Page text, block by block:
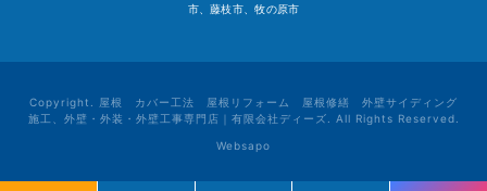
市、藤枝市、牧の原市
Copyright. 屋根 カバー工法 屋根リフォーム 屋根修繕 外壁サイディング
施工、外壁・外装・外壁工事専門店｜有限会社ディーズ. All Rights Reserved.
Websapo